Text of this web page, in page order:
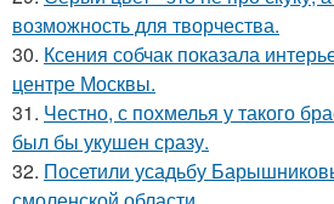
возможность для творчества.
30. Ксения собчак показала
центре Москвы.
31. Честно, с похмелья у такого
был бы укушен сразу.
32. Посетили усадьбу